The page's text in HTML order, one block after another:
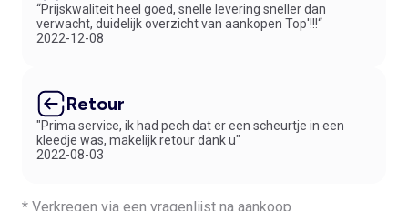
“Prijskwaliteit heel goed, snelle levering sneller dan
verwacht, duidelijk overzicht van aankopen Top'!!!“
2022-12-08
Retour
"Prima service, ik had pech dat er een scheurtje in een
kleedje was, makelijk retour dank u"
2022-08-03
* Verkregen via een vragenlijst na aankoop